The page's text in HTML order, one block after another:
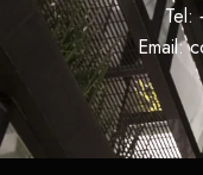
Tel:
Email: